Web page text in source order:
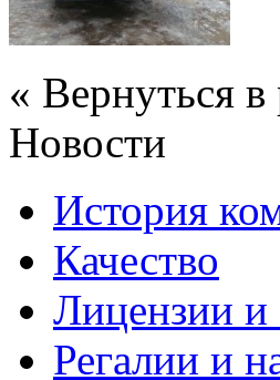
« Вернуться в
Новости
История
Качество
Лицензии и
Регалии и